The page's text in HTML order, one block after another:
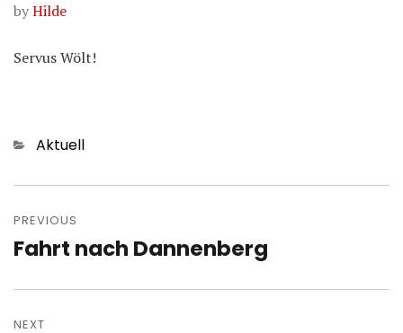
byHilde
Servus Wölt!
Categories
Aktuell
navigation
PREVIOUS
Previous
Fahrt nach Dannenberg
NEXT